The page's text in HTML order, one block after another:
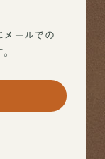
メールでの